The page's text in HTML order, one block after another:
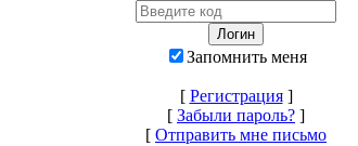
Запомнить меня
[ Регистрация]
[ Забыли пароль? ]
[ Отправить мне письмо